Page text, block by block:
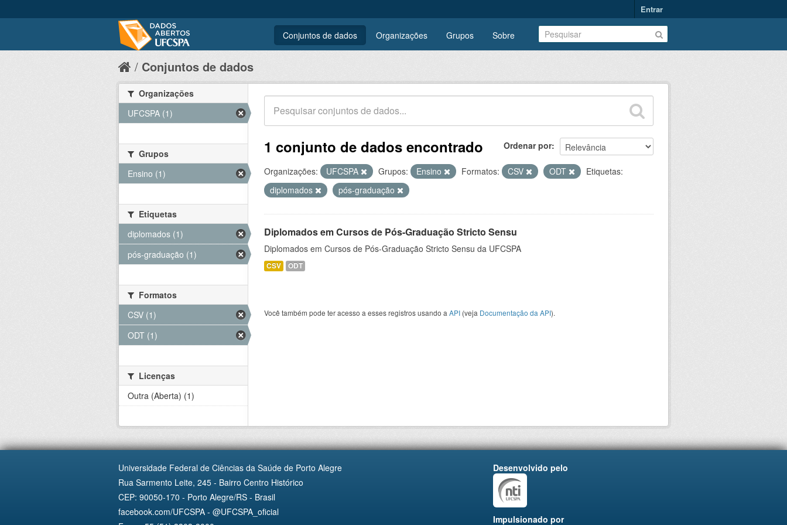
Entrar
Conjuntos de dados Organizações Grupos Sobre
Conjuntos de dados
Ordenar por
1 conjunto de dados encontrado
Organizações: UFCSPA Grupos: Ensino Formatos: CSV ODT
Etiquetas:
diplomados
pós-graduação
Diplomados em Cursos de Pós-Graduação Stricto Sensu
Diplomados em Cursos de Pós-Graduação Stricto Sensu da UFCSPA
CSV ODT
Você também pode ter acesso a esses registros usando a API (veja Documentação da API).
Organizações
UFCSPA (1)
Grupos
Ensino (1)
Etiquetas
diplomados (1)
pós-graduação (1)
Formatos
CSV (1)
ODT (1)
Licenças
Outra (Aberta) (1)
Universidade Federal de Ciências da Saúde de Porto Alegre
Rua Sarmento Leite, 245 - Bairro Centro Histórico
CEP: 90050-170 - Porto Alegre/RS - Brasil
facebook.com/UFCSPA - @UFCSPA_oficial
Desenvolvido pelo
Impulsionado por